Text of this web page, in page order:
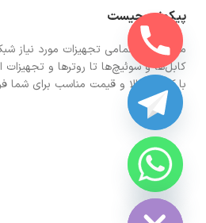
پیکونت چیست
ما در اینجا تمامی تجهیزات مورد نیاز
کابل‌ها و سوئیچ‌ها تا روترها و
با کیفیت بالا و قیمت مناسب برای شما
HIDE
CHATY